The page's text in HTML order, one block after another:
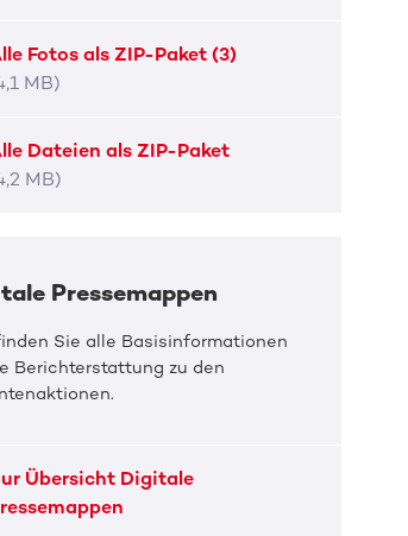
Fotos als ZIP-Paket (3)
MB)
Dateien als ZIP-Paket
MB)
Pressemappen
Sie alle Basisinformationen
Berichterstattung zu den
Übersicht Digitale